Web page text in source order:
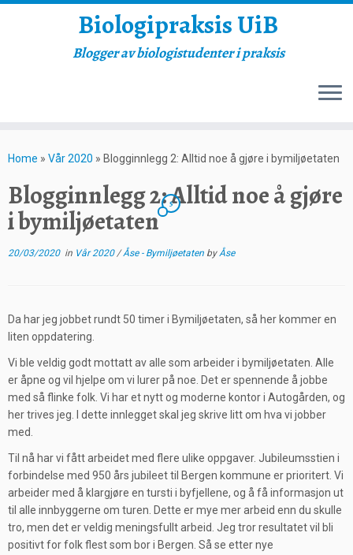
to
Biologipraksis UiB
Blogger av biologistudenter i praksis
Home » Vår 2020 » Blogginnlegg 2: Alltid noe å gjøre i bymiljøetaten
Blogginnlegg 2: Alltid noe å gjøre
i bymiljøetaten
5
20/03/2020in Vår 2020/Åse - Bymiljøetaten byÅse
Da har jeg jobbet rundt 50 timer i Bymiljøetaten, så her kommer en
liten oppdatering.
Vi ble veldig godt mottatt av alle som arbeider i bymiljøetaten. Alle
er åpne og vil hjelpe om vi lurer på noe. Det er spennende å jobbe
med så flinke folk. Vi har et nytt og moderne kontor i Autogården, og
her trives jeg. I dette innlegget skal jeg skrive litt om hva vi jobber
med.
Til nå har vi fått arbeidet med flere ulike oppgaver. Jubileumsstien i
forbindelse med 950 års jubileet til Bergen kommune er prioritert. Vi
arbeider med å klargjøre en tursti i byfjellene, og å få informasjon ut
til alle innbyggerne om turen. Dette er mye mer arbeid enn du skulle
tro, men det er veldig meningsfullt arbeid. Jeg tror resultatet vil bli
positivt for folk flest som bor i Bergen. Så se etter nye